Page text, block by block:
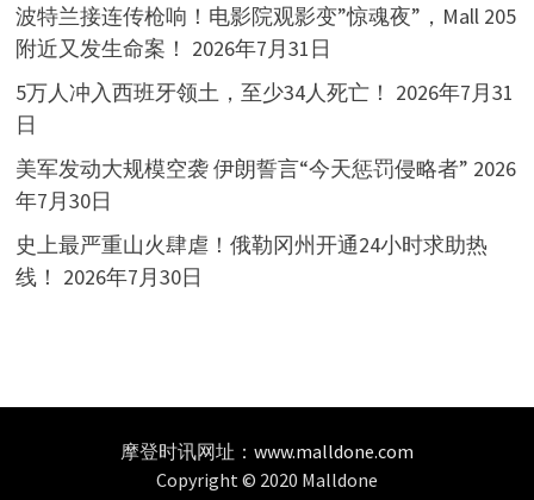
波特兰接连传枪响！电影院观影变”惊魂夜”，Mall 205
附近又发生命案！ 2026年7月31日
5万人冲入西班牙领土，至少34人死亡！ 2026年7月31
日
美军发动大规模空袭 伊朗誓言“今天惩罚侵略者” 2026
年7月30日
史上最严重山火肆虐！俄勒冈州开通24小时求助热
线！ 2026年7月30日
摩登时讯网址： www.malldone.com
Copyright © 2020 Malldone